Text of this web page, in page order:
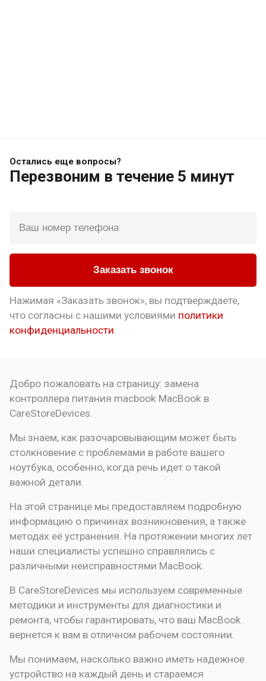
Остались еще вопросы?
Перезвоним в течение 5 минут
Заказать звонок
Нажимая «Заказать звонок», вы подтверждаете,
что согласны с нашими условиями политики
конфиденциальности
Добро пожаловать на страницу:замена
контроллера питания macbook MacBook в
CareStoreDevices.
Мы знаем, как разочаровывающим может быть
столкновение с проблемами в работе вашего
ноутбука, особенно, когда речь идет о такой
важной детали.
На этой странице мы предоставляем подробную
информацию о причинах возникновения, а также
методах её устранения. На протяжении многих лет
наши специалисты успешно справлялись с
различными неисправностями MacBook.
В CareStoreDevices мы используем современные
методики и инструменты для диагностики и
ремонта, чтобы гарантировать, что ваш MacBook
вернется к вам в отличном рабочем состоянии.
Мы понимаем, насколько важно иметь надежное
устройство на каждый день и стараемся